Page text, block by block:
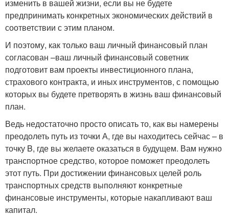
изменить в вашей жизни, если вы не будете
предпринимать конкретных экономических действий в
соответствии с этим планом.
И поэтому, как только ваш личный финансовый план
согласован –ваш личный финансовый советник
подготовит вам проекты инвестиционного плана,
страхового контракта, и иных инструментов, с помощью
которых вы будете претворять в жизнь ваш финансовый
план.
Ведь недостаточно просто описать то, как вы намерены
преодолеть путь из точки А, где вы находитесь сейчас – в
точку B, где вы желаете оказаться в будущем. Вам нужно
транспортное средство, которое поможет преодолеть
этот путь. При достижении финансовых целей роль
транспортных средств выполняют конкретные
финансовые инструменты, которые накапливают ваш
капитал.